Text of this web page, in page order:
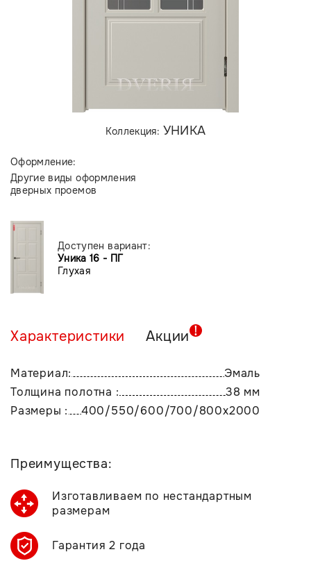
Коллекция: УНИКА
Оформление:
Другие виды оформления
дверных проемов
Доступен вариант:
Уника 16 - ПГ
Глухая
Характеристики Акции
Материал:
Эмаль
Толщина полотна :
38 мм
Размеры :
400/550/600/700/800х2000
Преимущества:
Изготавливаем по нестандартным
размерам
Гарантия 2 года